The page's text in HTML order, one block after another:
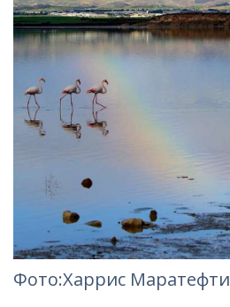
Фото:Харрис